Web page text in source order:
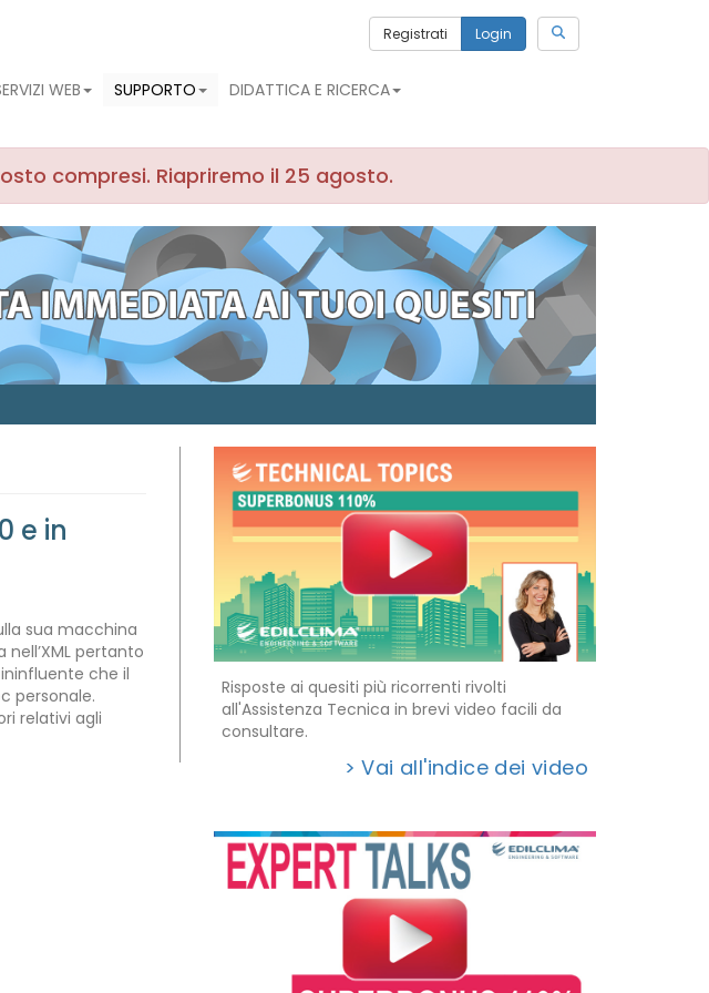
Registrati Login
WEB SUPPORTO DIDATTICA E RICERCA
compresi. Riapriremo il 25 agosto.
e in
sua macchina
pertanto
che il
personale.
relativi agli
Risposte ai quesiti più ricorrenti rivolti
all'Assistenza Tecnica in brevi video facili da
consultare.
> Vai all'indice dei video